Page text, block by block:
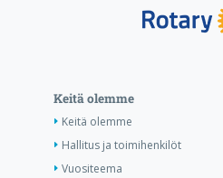
Keitä olemme
Keitä olemme
Hallitus ja toimihenkilöt
Vuositeema